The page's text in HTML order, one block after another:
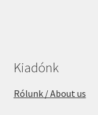
Kiadónk
Rólunk / About us